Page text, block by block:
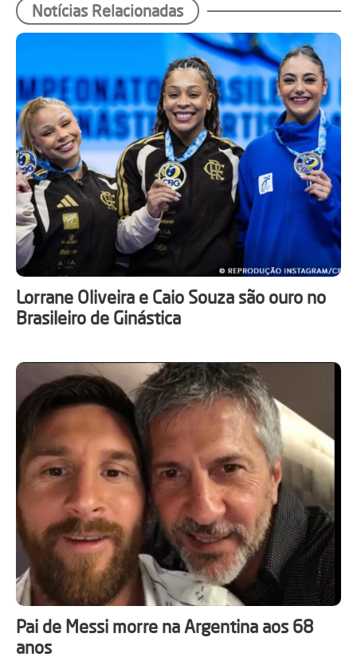
Notícias Relacionadas
Lorrane Oliveira e Caio Souza são ouro no
Brasileiro de Ginástica
Pai de Messi morre na Argentina aos 68
anos